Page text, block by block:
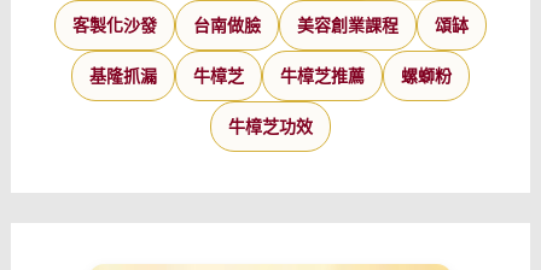
客製化沙發 台南做臉 美容創業課程 頌缽
基隆抓漏 牛樟芝 牛樟芝推薦 螺螄粉
牛樟芝功效